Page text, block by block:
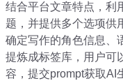
结合平台文章特点，利
题，并提供多个选项供
确定写作的角色信息、
提炼成标签库，用户可
容，提交prompt获取AI